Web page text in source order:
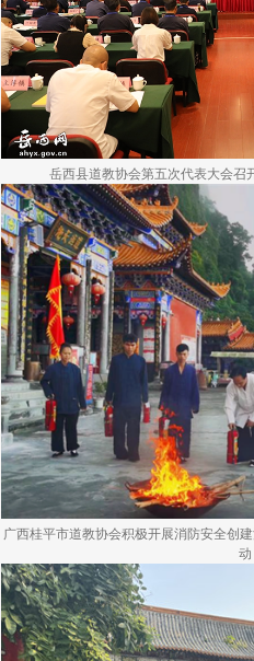
岳西县道教协会第五次代表大会召
广西桂平市道教协会积极开展消防安全创
动